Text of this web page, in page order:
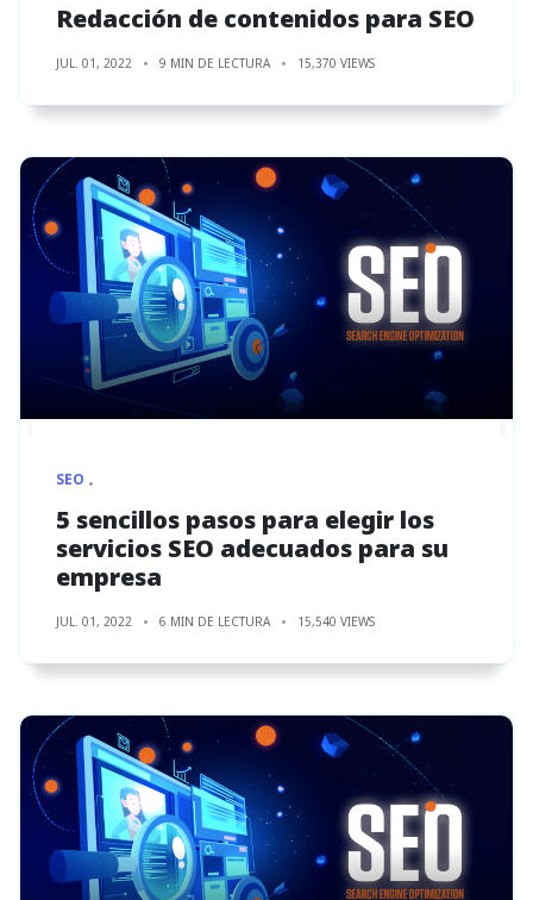
Redacción de contenidos para SEO
JUL. 01, 2022 9 MIN DE LECTURA 15,370 VIEWS
SEO
5 sencillos pasos para elegir los
servicios SEO adecuados para su
empresa
JUL. 01, 2022 6 MIN DE LECTURA 15,540 VIEWS